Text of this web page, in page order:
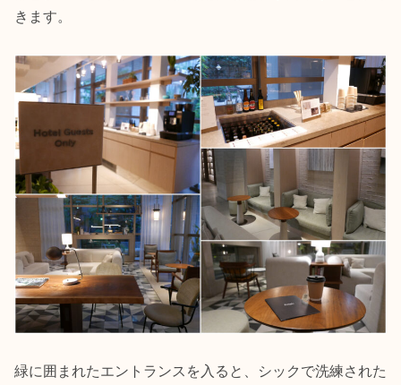
きます。
緑に囲まれたエントランスを入ると、シックで洗練された